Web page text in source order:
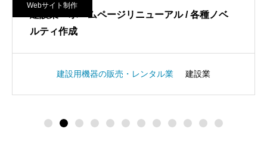
Webサイト制作
建設業 – ホームページリニューアル / 各種ノベ
ルティ作成
建設用機器の販売・レンタル業 建設業